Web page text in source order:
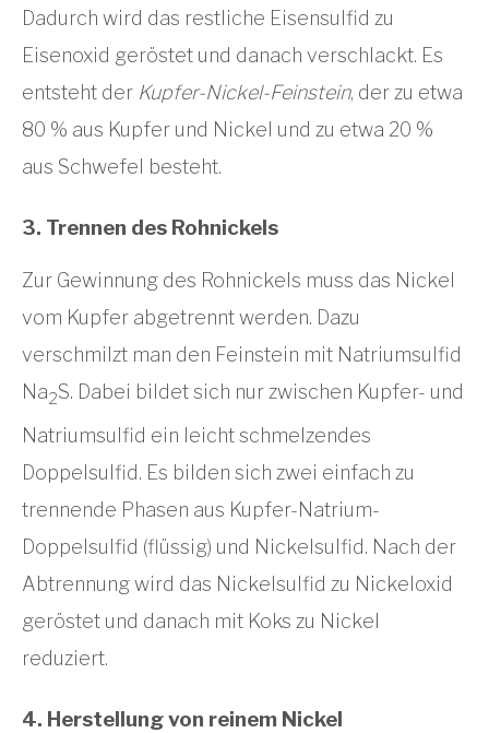
Dadurch wird das restliche Eisensulfid zu
Eisenoxid geröstet und danach verschlackt. Es
entsteht der Kupfer-Nickel-Feinstein, der zu etwa
80 % aus Kupfer und Nickel und zu etwa 20 %
aus Schwefel besteht.
3. Trennen des Rohnickels
Zur Gewinnung des Rohnickels muss das Nickel
vom Kupfer abgetrennt werden. Dazu
verschmilzt man den Feinstein mit Natriumsulfid
Na2S. Dabei bildet sich nur zwischen Kupfer- und
Natriumsulfid ein leicht schmelzendes
Doppelsulfid. Es bilden sich zwei einfach zu
trennende Phasen aus Kupfer-Natrium-
Doppelsulfid (flüssig) und Nickelsulfid. Nach der
Abtrennung wird das Nickelsulfid zu Nickeloxid
geröstet und danach mit Koks zu Nickel
reduziert.
4. Herstellung von reinem Nickel